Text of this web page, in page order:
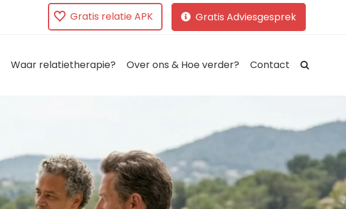
Gratis relatie APK Gratis Adviesgesprek
Waar relatietherapie? Over ons & Hoe verder? Contact